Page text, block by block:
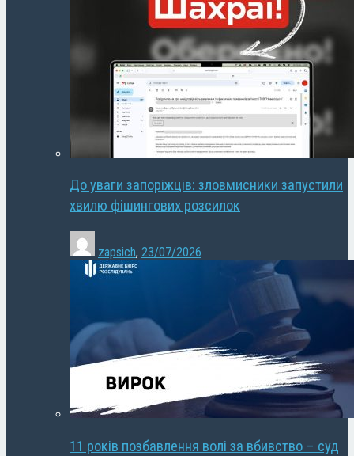
До уваги запоріжців: зловмисники запустили
хвилю фішингових розсилок
zapsich, 23/07/2026
11 років позбавлення волі за вбивство – суд